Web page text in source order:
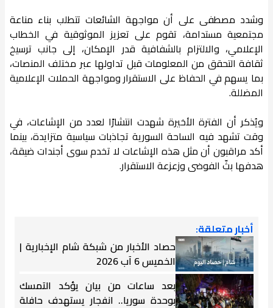
وشدد مصطفى على أن مواجهة الشائعات تتطلب بناء مناعة
مجتمعية مستدامة، تقوم على تعزيز الموثوقية في الخطاب
الإعلامي، والالتزام بالشفافية قدر الإمكان، إلى جانب ترسيخ
ثقافة التحقق من المعلومات قبل تداولها عبر مختلف المنصات،
بما يسهم في الحفاظ على الاستقرار ومواجهة الحملات الإعلامية
المضللة.
ويُذكر أن الفترة الأخيرة شهدت انتشارًا لعدد من الإشاعات، في
وقت تشهد فيه الساحة السورية تجاذبات سياسية متزايدة، بينما
أكد مراقبون أن مثل هذه الإشاعات لا تخدم سوى أجندات ضيقة،
هدفها بثّ الفوضى وزعزعة الاستقرار.
أخبار متعلقة:
حصاد الأخبار من شبكة شام الإخبارية |
الخميس 6 آب 2026
بعد ساعات من بيان يؤكد التمسك
بوحدة سوريا.. انفجار يستهدف حافلة